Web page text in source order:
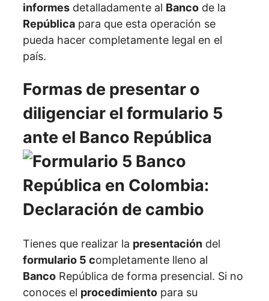
informes detalladamente al Banco de la
República para que esta operación se
pueda hacer completamente legal en el
país.
Formas de presentar o
diligenciar el formulario 5
ante el Banco República
Tienes que realizar la presentación del
formulario 5 completamente lleno al
Banco República de forma presencial. Si no
conoces el procedimiento para su